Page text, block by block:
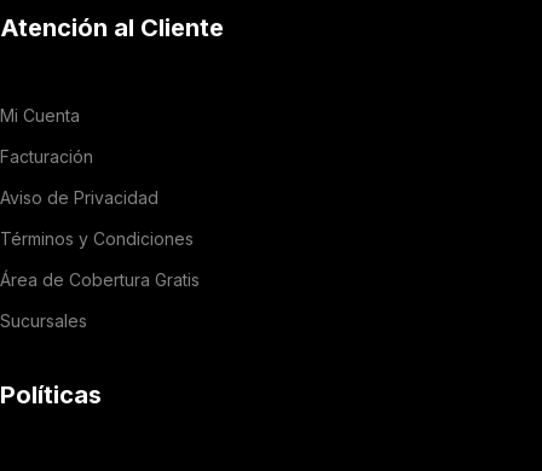
Atención al Cliente
Mi Cuenta
Facturación
Aviso de Privacidad
Términos y Condiciones
Área de Cobertura Gratis
Sucursales
Políticas